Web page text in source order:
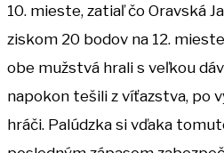
10. mieste, zatiaľ čo Oravská
ziskom 20 bodov na 12.
obe mužstvá hrali s veľkou
napokon tešili z víťazstva, po
hráči. Palúdzka si vďaka